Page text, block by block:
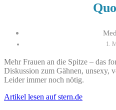
1.
Mehr Frauen an die Spitze – das
Diskussion zum Gähnen, unsexy,
Leider immer noch nötig.
Artikel lesen auf stern.de